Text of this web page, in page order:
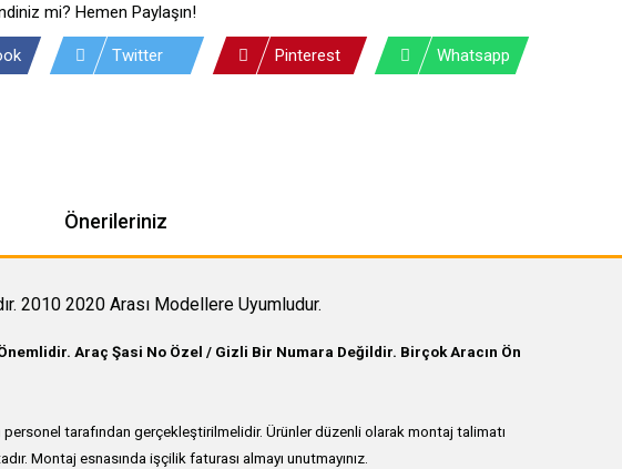
mi? Hemen Paylaşın!
Twitter Pinterest Whatsapp
Önerileriniz
2010 2020 Arası Modellere Uyumludur.
Araç Şasi No Özel / Gizli Bir Numara Değildir. Birçok Aracın Ön
tarafından gerçekleştirilmelidir. Ürünler düzenli olarak montaj talimatı
Montaj esnasında işçilik faturası almayı unutmayınız.